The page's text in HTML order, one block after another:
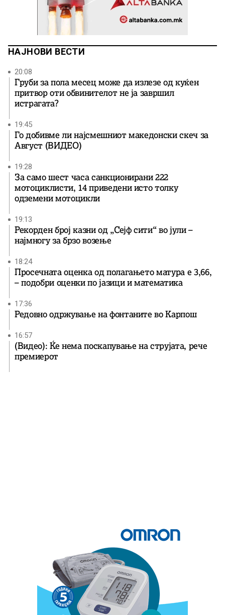
НАЈНОВИ ВЕСТИ
20:08
Груби за пола месец може да излезе од куќен
притвор оти обвинителот не ја завршил
истрагата?
19:45
Го добивме ли најсмешниот македонски скеч за
Август (ВИДЕО)
19:28
За само шест часа санкционирани 222
мотоциклисти, 14 приведени исто толку
одземени мотоцикли
19:13
Рекорден број казни од „Сејф сити“ во јули –
најмногу за брзо возење
18:24
Просечната оценка од полагањето матура е 3,66,
– подобри оценки по јазици и математика
17:36
Редовно одржување на фонтаните во Карпош
16:57
(Видео): Ќе нема поскапување на струјата, рече
премиерот